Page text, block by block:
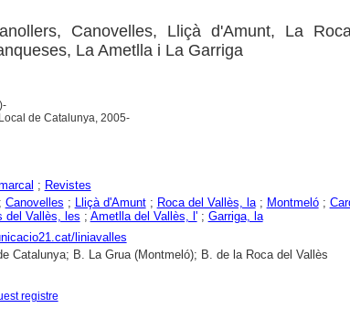
Canovelles, Lliçà d'Amunt, La
La Ametlla i La Garriga
de Catalunya, 2005-
; Revistes
; Canovelles ; Lliçà d'Amunt; Roca del Vallès, la; Montmeló;
del Vallès, les ; Ametlla del Vallès, l'; Garriga, la
liniavalles
Catalunya; B. La Grua (Montmeló); B. de la Roca del Vallès
registre